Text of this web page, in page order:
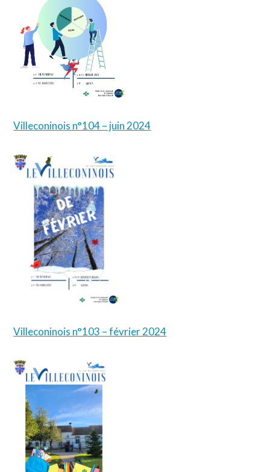
Villeconinois n°104 – juin 2024
Villeconinois n°103 – février 2024